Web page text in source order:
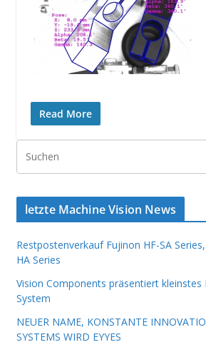
Read More
letzte Machine Vision News
Restpostenverkauf Fujinon HF-SA
HA Series
Vision Components präsentiert kleinstes
System
NEUER NAME, KONSTANTE
SYSTEMS WIRD EYYES